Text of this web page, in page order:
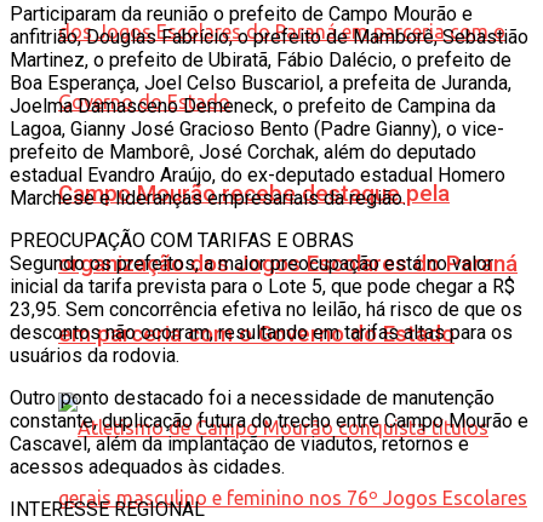
Campo Mourão recebe destaque pela
organização dos Jogos Escolares do Paraná
em parceria com o Governo do Estado
Participaram da reunião o prefeito de Campo Mourão e
anfitrião, Douglas Fabrício, o prefeito de Mamborê, Sebastião
Martinez, o prefeito de Ubiratã, Fábio Dalécio, o prefeito de
Boa Esperança, Joel Celso Buscariol, a prefeita de Juranda,
Joelma Damasceno Demeneck, o prefeito de Campina da
Lagoa, Gianny José Gracioso Bento (Padre Gianny), o vice-
prefeito de Mamborê, José Corchak, além do deputado
estadual Evandro Araújo, do ex-deputado estadual Homero
Marchese e lideranças empresariais da região.
PREOCUPAÇÃO COM TARIFAS E OBRAS
Segundo os prefeitos, a maior preocupação está no valor
inicial da tarifa prevista para o Lote 5, que pode chegar a R$
23,95. Sem concorrência efetiva no leilão, há risco de que os
descontos não ocorram, resultando em tarifas altas para os
usuários da rodovia.
Outro ponto destacado foi a necessidade de manutenção
constante, duplicação futura do trecho entre Campo Mourão e
Cascavel, além da implantação de viadutos, retornos e
acessos adequados às cidades.
INTERESSE REGIONAL